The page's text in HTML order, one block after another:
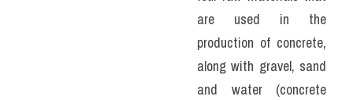
are used in the
production of concrete,
along with gravel, sand
and water (concrete